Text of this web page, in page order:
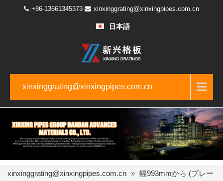
+86-13661345373 xinxinggrating@xinxingpipes.com.cn
日本語
xinxinggrating@xinxingpipes.com.cn
xinxinggrating@xinxingpipes.com.cn » 幅993mmから (プレー